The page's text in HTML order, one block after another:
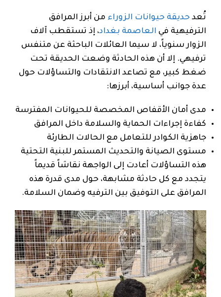
تُعد حديقة حيوانات الزوراء من أبرز المرافق
الترفيهية في العاصمة بغداد، إذ تستقطب آلاف
الزوار سنوياً، لا سيما العائلات الباحثة عن متنفس
ترفيهي. إلا أن هذه الحادثة وضعت الحديقة تحت
ضغط كبير، مع تصاعد الانتقادات والتساؤلات حول
عدة جوانب أساسية، أبرزها:
مدى أمان الأقفاص المخصصة للحيوانات المفترسة
كفاءة إجراءات الحماية والسلامة داخل المرافق
جاهزية الكوادر للتعامل مع الحالات الطارئة
مستوى الصيانة والتحديث المستمر للبنية التحتية
هذه التساؤلات أعادت إلى الواجهة نقاشاً قديماً
يتجدد مع كل حادثة مشابهة، حول مدى قدرة هذه
المرافق على التوفيق بين الترفيه وضمان السلامة.